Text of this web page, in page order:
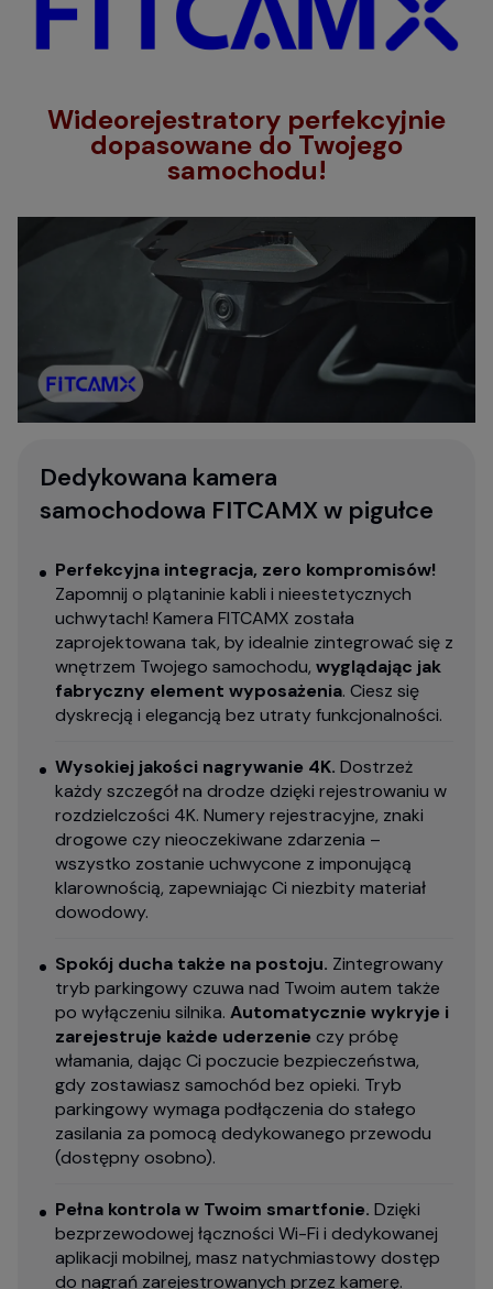
Wideorejestratory perfekcyjnie
dopasowane do Twojego
samochodu!
Dedykowana kamera
samochodowa FITCAMX w pigułce
Perfekcyjna integracja, zero kompromisów!
Zapomnij o plątaninie kabli i nieestetycznych
uchwytach! Kamera FITCAMX została
zaprojektowana tak, by idealnie zintegrować się z
wnętrzem Twojego samochodu, wyglądając jak
fabryczny element wyposażenia. Ciesz się
dyskrecją i elegancją bez utraty funkcjonalności.
Wysokiej jakości nagrywanie 4K. Dostrzeż
każdy szczegół na drodze dzięki rejestrowaniu w
rozdzielczości 4K. Numery rejestracyjne, znaki
drogowe czy nieoczekiwane zdarzenia –
wszystko zostanie uchwycone z imponującą
klarownością, zapewniając Ci niezbity materiał
dowodowy.
Spokój ducha także na postoju. Zintegrowany
tryb parkingowy czuwa nad Twoim autem także
po wyłączeniu silnika. Automatycznie wykryje i
zarejestruje każde uderzenie czy próbę
włamania, dając Ci poczucie bezpieczeństwa,
gdy zostawiasz samochód bez opieki. Tryb
parkingowy wymaga podłączenia do stałego
zasilania za pomocą dedykowanego przewodu
(dostępny osobno).
Pełna kontrola w Twoim smartfonie. Dzięki
bezprzewodowej łączności Wi-Fi i dedykowanej
aplikacji mobilnej, masz natychmiastowy dostęp
do nagrań zarejestrowanych przez kamerę.